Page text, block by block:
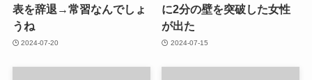
表を辞退→常習なんでしょ
うね
2024-07-20
に2分の壁を突破した女性
が出た
2024-07-15